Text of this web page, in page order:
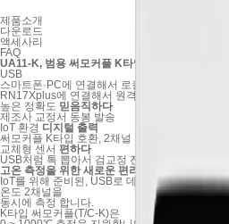
제품소개
다운로드
액세사리
FAQ
UA11-K, 범용 써모커플 K타입 고온 기록계
USB
스마트폰·PC에 연결해서 로컬 모니터링
RN17Xplus에 연결해서 원격 모니터링
높은 정확도 믿음직하다
제조사 교정서 동봉 발송
IoT 환경 디지털 출력
써모커플 K타입 호환, 2채널 지원
교체형 센서 편하다
USB처럼 톡 뽑아서 검교정 진행
고온 측정을 위한 새로운 편리함,
IoT를 위해 준비된, USB로 데이터 출력하는 센서
온도 2채널을
동시에 측정 합니다.
K타입 써모커플(T/C-K)은